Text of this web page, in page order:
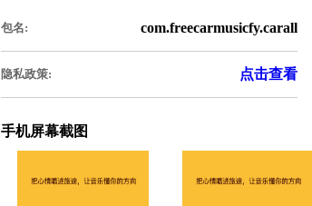
包名: com.freecarmusicfy.carall
隐私政策: 点击查看
手机屏幕截图